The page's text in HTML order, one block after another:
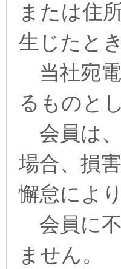
または住
生じたとき
当社宛電
るものと
会員は、
場合、損
懈怠により
会員に不
ません。